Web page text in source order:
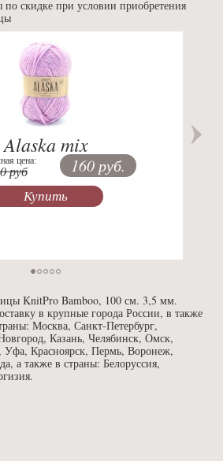
скидке при условии приобретения
Alaska mix
цена:
руб 160 руб.
Купить
KnitPro Bamboo, 100 см. 3,5 мм.
в крупные города России, в также
Москва, Санкт-Петербург,
Казань, Челябинск, Омск,
Уфа, Красноярск, Пермь, Воронеж,
а также в страны: Белоруссия,